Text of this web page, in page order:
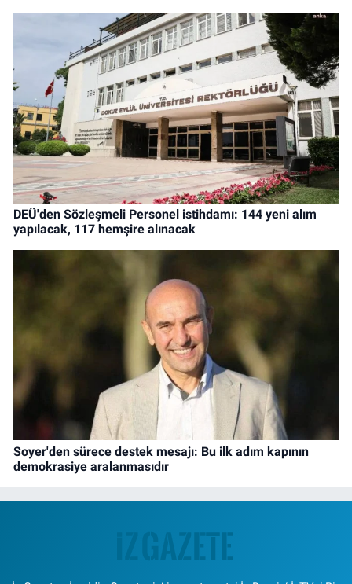
DEÜ'den Sözleşmeli Personel istihdamı: 144 yeni alım
yapılacak, 117 hemşire alınacak
Soyer'den sürece destek mesajı: Bu ilk adım kapının
demokrasiye aralanmasıdır